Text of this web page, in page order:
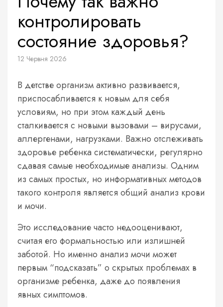
контролировать
состояние здоровья?
12 Червня 2026
В детстве организм активно развивается,
приспосабливается к новым для себя
условиям, но при этом каждый день
сталкивается с новыми вызовами – вирусами,
аллергенами, нагрузками. Важно отслеживать
здоровье ребенка систематически, регулярно
сдавая самые необходимые анализы. Одним
из самых простых, но информативных методов
такого контроля является общий анализ крови
и мочи.
Это исследование часто недооценивают,
считая его формальностью или излишней
заботой. Но именно анализ мочи может
первым “подсказать” о скрытых проблемах в
организме ребенка, даже до появления
явных симптомов.